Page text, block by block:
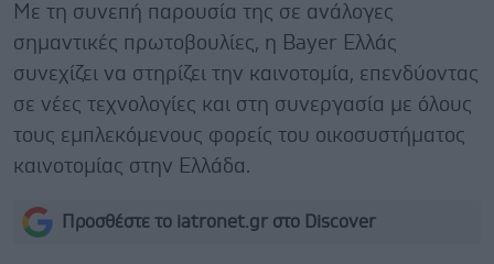
Με τη συνεπή παρουσία της σε ανάλογες
σημαντικές πρωτοβουλίες, η Bayer Ελλάς
συνεχίζει να στηρίζει την καινοτομία, επενδύοντας
σε νέες τεχνολογίες και στη συνεργασία με όλους
τους εμπλεκόμενους φορείς του οικοσυστήματος
καινοτομίας στην Ελλάδα.
Προσθέστε το iatronet.gr στο Discover